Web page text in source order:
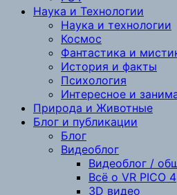
Наука и Технологии
Наука и технологии
Космос
Фантастика и
История и факты
Психология
Интересное и
Природа и Животные
Блог и публикации
Блог
Видеоблог
Видеоблог /
Всё о VR PICO 4
3D видео